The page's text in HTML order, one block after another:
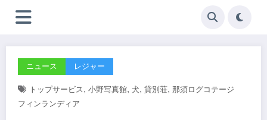
ニュース レジャー
トップサービス, 小野写真館, 犬, 貸別荘, 那須ログコテージ
フィンランディア